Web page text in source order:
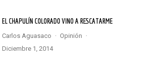
EL CHAPULÍN COLORADO VINO A RESCATARME
Carlos Aguasaco · Opinión ·
diciembre 1, 2014